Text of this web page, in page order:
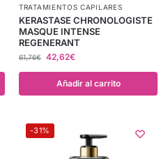
TRATAMIENTOS CAPILARES
KERASTASE CHRONOLOGISTE
MASQUE INTENSE
REGENERANT
61,76€ 42,62€
Añadir al carrito
-31%